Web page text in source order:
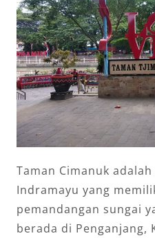
Taman Cimanuk
Indramayu yang
pemandangan sungai
berada di Penganjang,